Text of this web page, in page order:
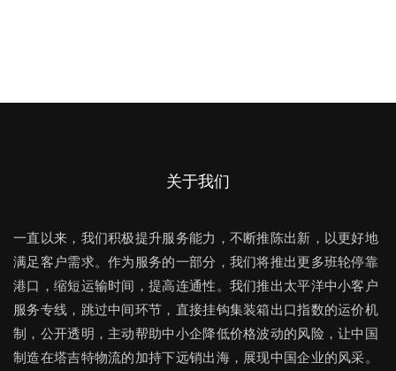
关于我们
一直以来，我们积极提升服务能力，不断推陈出新，以更好地
满足客户需求。作为服务的一部分，我们将推出更多班轮停靠
港口，缩短运输时间，提高连通性。我们推出太平洋中小客户
服务专线，跳过中间环节，直接挂钩集装箱出口指数的运价机
制，公开透明，主动帮助中小企降低价格波动的风险，让中国
制造在塔吉特物流的加持下远销出海，展现中国企业的风采。